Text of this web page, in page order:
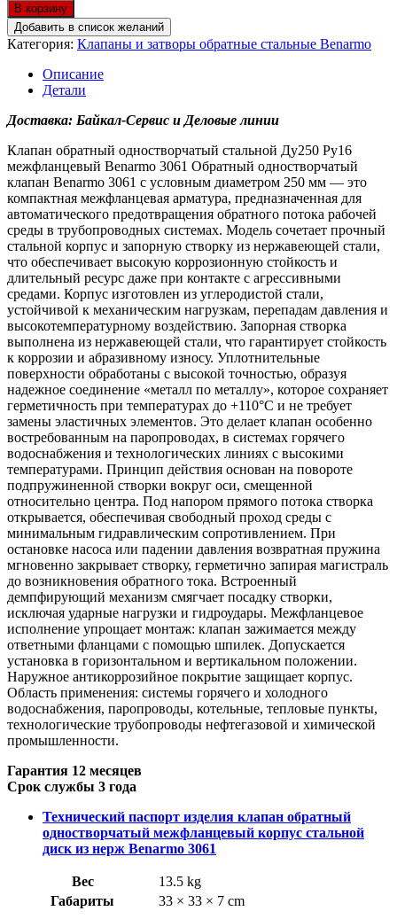
В корзину
Добавить в список желаний
Категория: Клапаны и затворы обратные стальные Benarmo
Описание
Детали
Доставка: Байкал-Сервис и Деловые линии
Клапан обратный одностворчатый стальной Ду250 Ру16
межфланцевый Benarmo 3061 Обратный одностворчатый
клапан Benarmo 3061 с условным диаметром 250 мм — это
компактная межфланцевая арматура, предназначенная для
автоматического предотвращения обратного потока рабочей
среды в трубопроводных системах. Модель сочетает прочный
стальной корпус и запорную створку из нержавеющей стали,
что обеспечивает высокую коррозионную стойкость и
длительный ресурс даже при контакте с агрессивными
средами. Корпус изготовлен из углеродистой стали,
устойчивой к механическим нагрузкам, перепадам давления и
высокотемпературному воздействию. Запорная створка
выполнена из нержавеющей стали, что гарантирует стойкость
к коррозии и абразивному износу. Уплотнительные
поверхности обработаны с высокой точностью, образуя
надежное соединение «металл по металлу», которое сохраняет
герметичность при температурах до +110°C и не требует
замены эластичных элементов. Это делает клапан особенно
востребованным на паропроводах, в системах горячего
водоснабжения и технологических линиях с высокими
температурами. Принцип действия основан на повороте
подпружиненной створки вокруг оси, смещенной
относительно центра. Под напором прямого потока створка
открывается, обеспечивая свободный проход среды с
минимальным гидравлическим сопротивлением. При
остановке насоса или падении давления возвратная пружина
мгновенно закрывает створку, герметично запирая магистраль
до возникновения обратного тока. Встроенный
демпфирующий механизм смягчает посадку створки,
исключая ударные нагрузки и гидроудары. Межфланцевое
исполнение упрощает монтаж: клапан зажимается между
ответными фланцами с помощью шпилек. Допускается
установка в горизонтальном и вертикальном положении.
Наружное антикоррозийное покрытие защищает корпус.
Область применения: системы горячего и холодного
водоснабжения, паропроводы, котельные, тепловые пункты,
технологические трубопроводы нефтегазовой и химической
промышленности.
Гарантия 12 месяцев
Срок службы 3 года
Технический паспорт изделия клапан обратный
одностворчатый межфланцевый корпус стальной
диск из нерж Benarmo 3061
Вес
13.5 kg
Габариты
33 × 33 × 7 cm